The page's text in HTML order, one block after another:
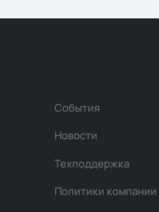
События
Новости
Техподдержка
Политики компании